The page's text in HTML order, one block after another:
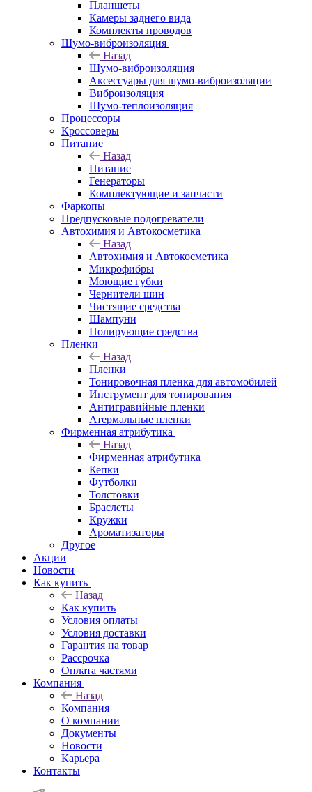
Планшеты
Камеры заднего вида
Комплекты проводов
Шумо-виброизоляция
Назад
Шумо-виброизоляция
Аксессуары для шумо-виброизоляции
Виброизоляция
Шумо-теплоизоляция
Процессоры
Кроссоверы
Питание
Назад
Питание
Генераторы
Комплектующие и запчасти
Фаркопы
Предпусковые подогреватели
Автохимия и Автокосметика
Назад
Автохимия и Автокосметика
Микрофибры
Моющие губки
Чернители шин
Чистящие средства
Шампуни
Полирующие средства
Пленки
Назад
Пленки
Тонировочная пленка для автомобилей
Инструмент для тонирования
Антигравийные пленки
Атермальные пленки
Фирменная атрибутика
Назад
Фирменная атрибутика
Кепки
Футболки
Толстовки
Браслеты
Кружки
Ароматизаторы
Другое
Акции
Новости
Как купить
Назад
Как купить
Условия оплаты
Условия доставки
Гарантия на товар
Рассрочка
Оплата частями
Компания
Назад
Компания
О компании
Документы
Новости
Карьера
Контакты